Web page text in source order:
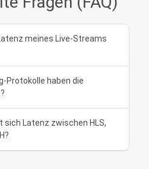
meines Live-Streams
Protokolle haben die
sich Latenz zwischen HLS,